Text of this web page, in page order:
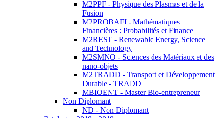
M2PPF - Physique des Plasmas et de la
Fusion
M2PROBAFI - Mathématiques
Financières : Probabilités et Finance
M2REST - Renewable Energy, Science
and Technology
M2SMNO - Sciences des Matériaux et des
nano-objets
M2TRADD - Transport et Développement
Durable - TRADD
MBIOENT - Master Bio-entrepreneur
Non Diplomant
ND - Non Diplomant